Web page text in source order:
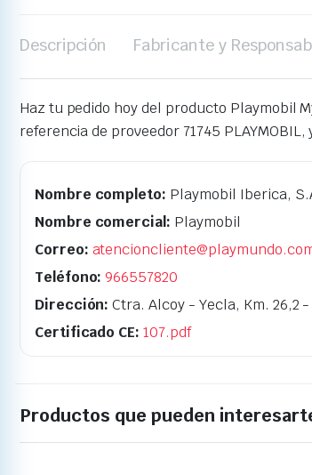
Descripción Fabricante y
Haz tu pedido hoy del producto Playmobil
referencia de proveedor 71745
Nombre completo: Playmobil Iberica,
Nombre comercial: Playmobil
Correo:
Teléfono: 966557820
Dirección: Ctra. Alcoy - Yecla, Km. 26,2
Certificado CE: 107.pdf
Productos que pueden